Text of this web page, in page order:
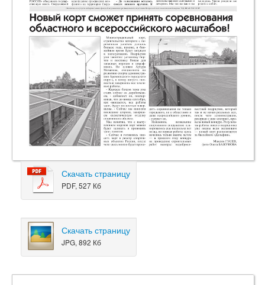
Скачать страницу
PDF, 527 Кб
Скачать страницу
JPG, 892 Кб